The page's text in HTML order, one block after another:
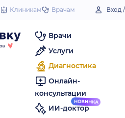
to
Закрыть
Клиникам Врачам Вход
Врачи
Услуги
Диагностика
Онлайн-
консультации
ИИ-доктор